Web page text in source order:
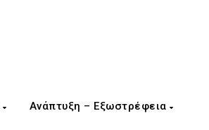
Ανάπτυξη – Εξωστρέφεια